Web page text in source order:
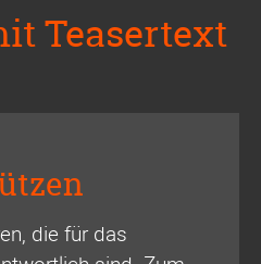
Teasertext
die für das